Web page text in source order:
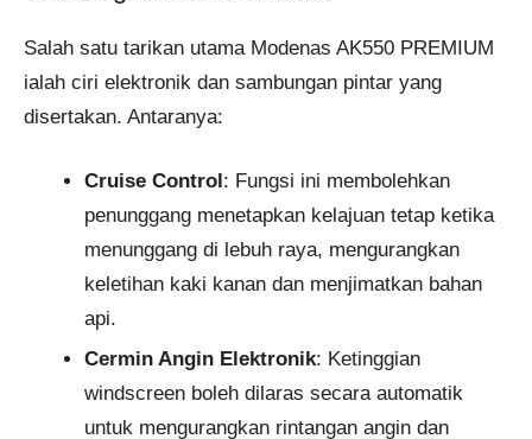
Salah satu tarikan utama Modenas AK550 PREMIUM
ialah ciri elektronik dan sambungan pintar yang
disertakan. Antaranya:
Cruise Control : Fungsi ini membolehkan
penunggang menetapkan kelajuan tetap ketika
menunggang di lebuh raya, mengurangkan
keletihan kaki kanan dan menjimatkan bahan
api.
Cermin Angin Elektronik: Ketinggian
windscreen boleh dilaras secara automatik
untuk mengurangkan rintangan angin dan